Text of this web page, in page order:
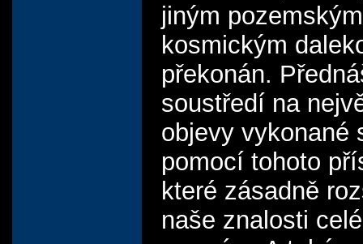
jiným
kosmickým
překonán.
soustředí na
objevy vykonané
pomocí tohoto
které zásadně
naše znalosti